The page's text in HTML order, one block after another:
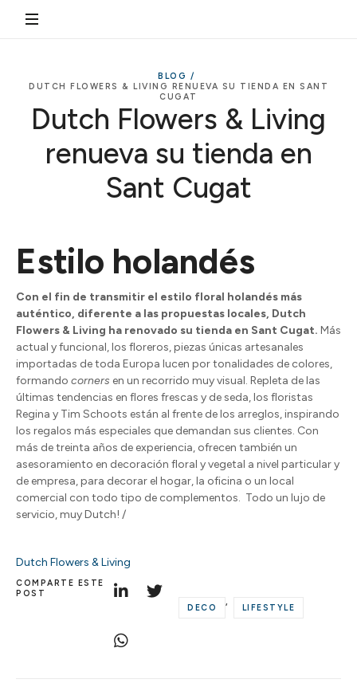
BLOG /
DUTCH FLOWERS & LIVING RENUEVA SU TIENDA EN SANT
CUGAT
Dutch Flowers & Living
renueva su tienda en
Sant Cugat
Estilo holandés
Con el fin de transmitir el estilo floral holandés más
auténtico, diferente a las propuestas locales, Dutch
Flowers & Living ha renovado su tienda en Sant Cugat. Más
actual y funcional, los floreros, piezas únicas artesanales
importadas de toda Europa lucen por tonalidades de colores,
formando corners en un recorrido muy visual. Repleta de las
últimas tendencias en flores frescas y de seda, los floristas
Regina y Tim Schoots están al frente de los arreglos, inspirando
los regalos más especiales que demandan sus clientes. Con
más de treinta años de experiencia, ofrecen también un
asesoramiento en decoración floral y vegetal a nivel particular y
de empresa, para decorar el hogar, la oficina o un local
comercial con todo tipo de complementos. Todo un lujo de
servicio, muy Dutch! /
Dutch Flowers & Living
COMPARTE ESTE
POST
DECO
,
LIFESTYLE